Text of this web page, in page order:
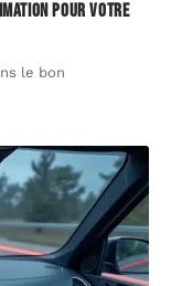
pour votre
le bon